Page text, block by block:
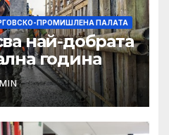
ПРОМИШЛЕНА ПАЛАТА
най-добрата
година